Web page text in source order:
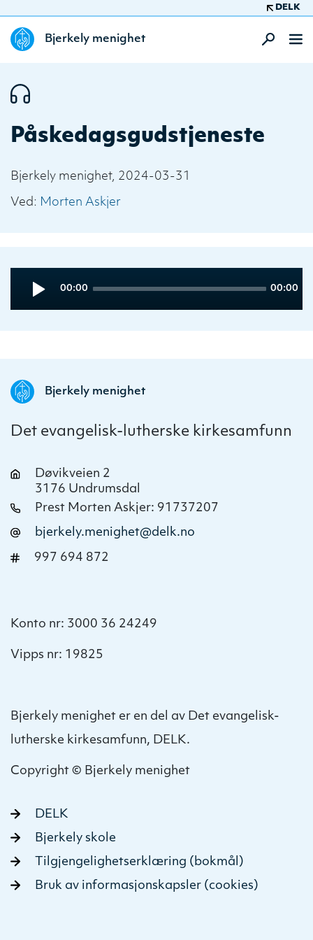
DELK
Bjerkely menighet
Påskedagsgudstjeneste
Bjerkely menighet, 2024-03-31
Ved: Morten Askjer
Player
Current
00:00
Total
00:00
Bjerkely menighet
Det evangelisk-lutherske kirkesamfunn
Døvikveien 2
3176 Undrumsdal
Prest Morten Askjer: 91737207
bjerkely.menighet@delk.no
997 694 872
Konto nr: 3000 36 24249
Vipps nr: 19825
Bjerkely menighet er en del av Det evangelisk-
lutherske kirkesamfunn, DELK.
Copyright © Bjerkely menighet
DELK
Bjerkely skole
Tilgjengelighetserklæring (bokmål)
Bruk av informasjonskapsler (cookies)